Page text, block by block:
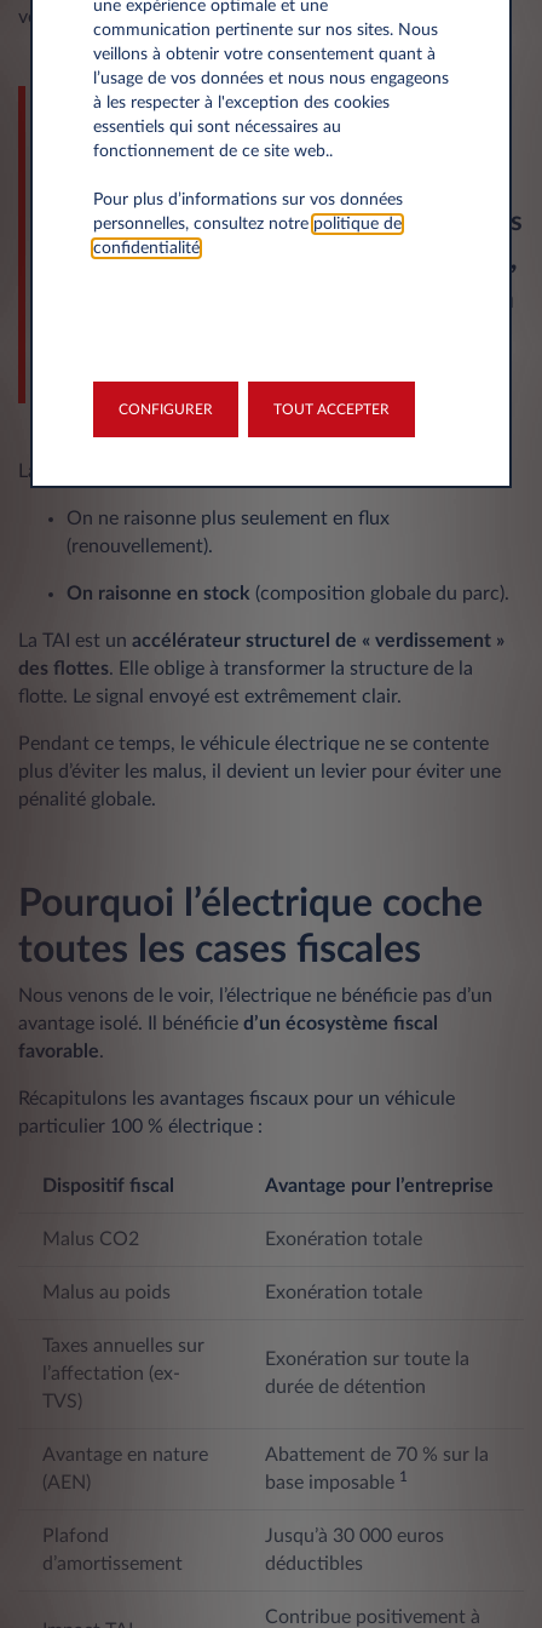
vers davantage de véhicules à faibles émissions.
Les entreprises ont intérêt à
enclencher le mouvement dès
verdissement et les pénalités associées
vont se durcir chaque année.
Attendre,
c’est prendre le risque d’accumuler un
futurs ne suffiront pas à compenser.
La TAI introduit une rupture majeure :
On ne raisonne plus seulement en flux
(renouvellement).
On raisonne en stock (composition globale du parc).
La TAI est un accélérateur structurel de « verdissement »
des flottes. Elle oblige à transformer la structure de la
flotte. Le signal envoyé est extrêmement clair.
Pendant ce temps, le véhicule électrique ne se contente
plus d’éviter les malus, il devient un levier pour éviter une
pénalité globale.
Pourquoi l’électrique coche
toutes les cases fiscales
Nous venons de le voir, l’électrique ne bénéficie pas d’un
avantage isolé. Il bénéficie d’un écosystème fiscal
favorable.
Récapitulons les avantages fiscaux pour un véhicule
particulier 100 % électrique :
Dispositif fiscal Avantage pour l’entreprise
Malus CO2 Exonération totale
Malus au poids Exonération totale
Taxes annuelles sur
l’affectation (ex-
TVS)
Exonération sur toute la
durée de détention
Avantage en nature
(AEN)
Abattement de 70 % sur la
base imposable 1
Plafond
d’amortissement
Jusqu’à 30 000 euros
déductibles
Contribue positivement à
une expérience optimale et une
communication pertinente sur nos sites. Nous
veillons à obtenir votre consentement quant à
l’usage de vos données et nous nous engageons
à les respecter à l'exception des cookies
essentiels qui sont nécessaires au
fonctionnement de ce site web..
Pour plus d’informations sur vos données
personnelles, consultez notre politique de
confidentialité.
CONFIGURER TOUT ACCEPTER